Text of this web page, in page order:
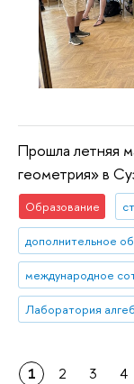
Прошла летняя
геометрия» в
Образование
дополнительное
международное
1 2 3 4